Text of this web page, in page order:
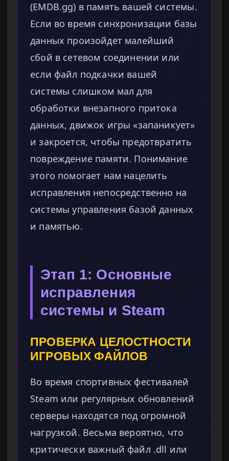
(EMDB.gg) в память вашей системы.
Если во время синхронизации базы
данных произойдет малейший
сбой в сетевом соединении или
если файл подкачки вашей
системы слишком мал для
обработки внезапного притока
данных, движок игры «запаникует»
и закроется, чтобы предотвратить
повреждение памяти. Понимание
этого помогает нам нацелить
исправления непосредственно на
системы управления базой данных
и памятью.
Этап 1: Основные
исправления
системы и Steam
ПРОВЕРКА ЦЕЛОСТНОСТИ
ИГРОВЫХ ФАЙЛОВ
Во время спортивных фестивалей
Steam или регулярных обновлений
серверы находятся под огромной
нагрузкой. Весьма вероятно, что
критически важный файл .dll или